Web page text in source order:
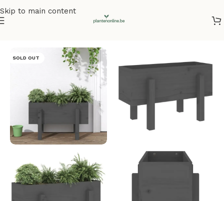
Skip to main content
SOLD OUT